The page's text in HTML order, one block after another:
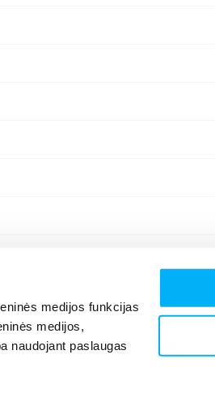
medijos funkcijas
medijos,
naudojant paslaugas